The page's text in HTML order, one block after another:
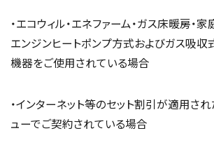
・エコウィル・エネファーム・ガス床暖房・
エンジンヒートポンプ方式およびガス吸収
機器をご使用されている場合
・インターネット等のセット割引が適用さ
ューでご契約されている場合